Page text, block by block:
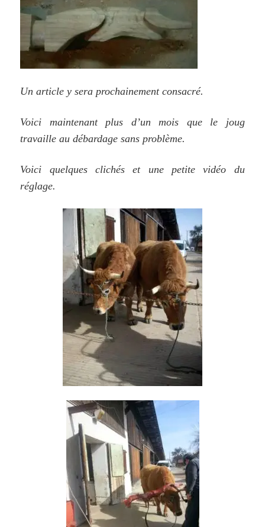
Un article y sera prochainement consacré.
Voici maintenant plus d’un mois que le joug
travaille au débardage sans problème.
Voici quelques clichés et une petite vidéo du
réglage.